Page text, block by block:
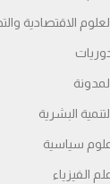
الاقتصادية
البشرية
علوم سياسية
علم الفيزياء